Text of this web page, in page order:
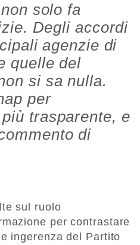
solo fa
Degli accordi
agenzie di
quelle del
si sa nulla.
per
trasparente, e
di
sul ruolo
per contrastare
ingerenza del Partito